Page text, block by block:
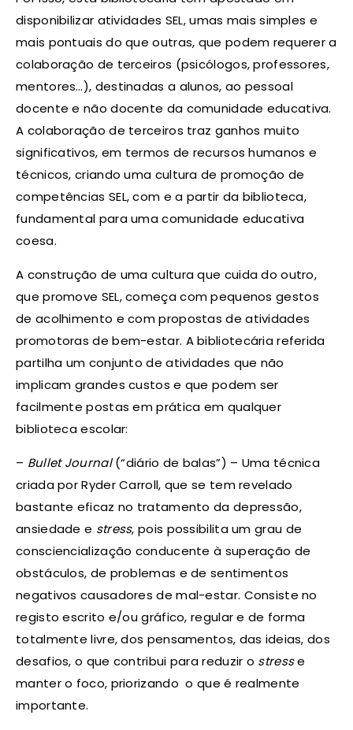
disponibilizar atividades SEL, umas mais simples e
mais pontuais do que outras, que podem requerer a
colaboração de terceiros (psicólogos, professores,
mentores…), destinadas a alunos, ao pessoal
docente e não docente da comunidade educativa.
A colaboração de terceiros traz ganhos muito
significativos, em termos de recursos humanos e
técnicos, criando uma cultura de promoção de
competências SEL, com e a partir da biblioteca,
fundamental para uma comunidade educativa
coesa.
A construção de uma cultura que cuida do outro,
que promove SEL, começa com pequenos gestos
de acolhimento e com propostas de atividades
promotoras de bem-estar. A bibliotecária referida
partilha um conjunto de atividades que não
implicam grandes custos e que podem ser
facilmente postas em prática em qualquer
biblioteca escolar:
– Bullet Journal(“diário de balas”) – Uma técnica
criada por Ryder Carroll, que se tem revelado
bastante eficaz no tratamento da depressão,
ansiedade e stress, pois possibilita um grau de
consciencialização conducente à superação de
obstáculos, de problemas e de sentimentos
negativos causadores de mal-estar. Consiste no
registo escrito e/ou gráfico, regular e de forma
totalmente livre, dos pensamentos, das ideias, dos
desafios, o que contribui para reduzir o stresse
manter o foco, priorizando o que é realmente
importante.